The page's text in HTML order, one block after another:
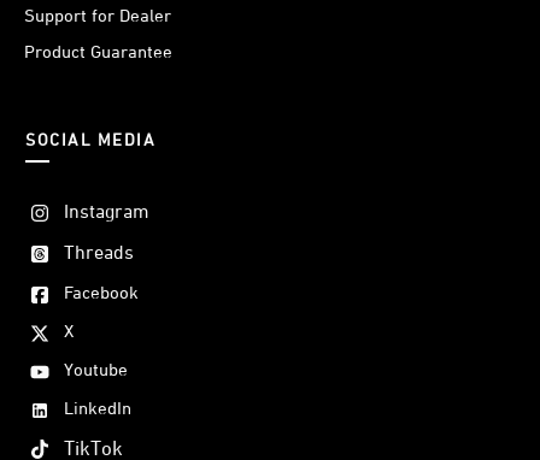
Support for Dealer
Product Guarantee
SOCIAL MEDIA
Instagram
Threads
Facebook
X
Youtube
LinkedIn
TikTok